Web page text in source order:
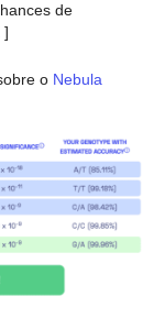
de
]
o Nebula